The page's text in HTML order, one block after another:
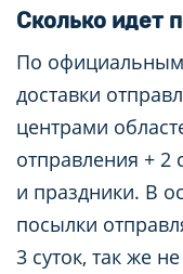
Сколько идет
По
доставки
центрами
отправления + 2
и праздники. В
посылки
3 суток, так же